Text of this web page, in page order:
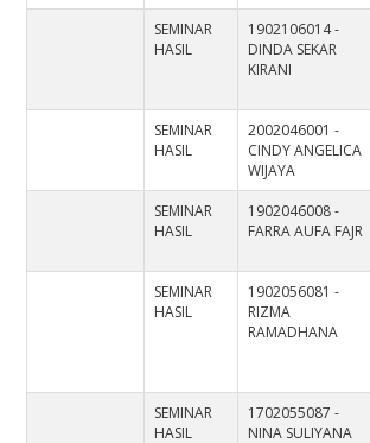
SEMINAR
HASIL
1902106014 -
DINDA SEKAR
KIRANI
SEMINAR
HASIL
2002046001 -
CINDY ANGELICA
WIJAYA
SEMINAR
HASIL
1902046008 -
FARRA AUFA FAJR
SEMINAR
HASIL
1902056081 -
RIZMA
RAMADHANA
SEMINAR
HASIL
1702055087 -
NINA SULIYANA